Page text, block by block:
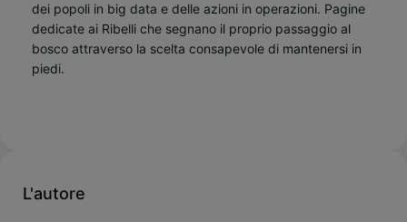
dei popoli in big data e delle azioni in operazioni. Pagine
dedicate ai Ribelli che segnano il proprio passaggio al
bosco attraverso la scelta consapevole di mantenersi in
piedi.
L'autore